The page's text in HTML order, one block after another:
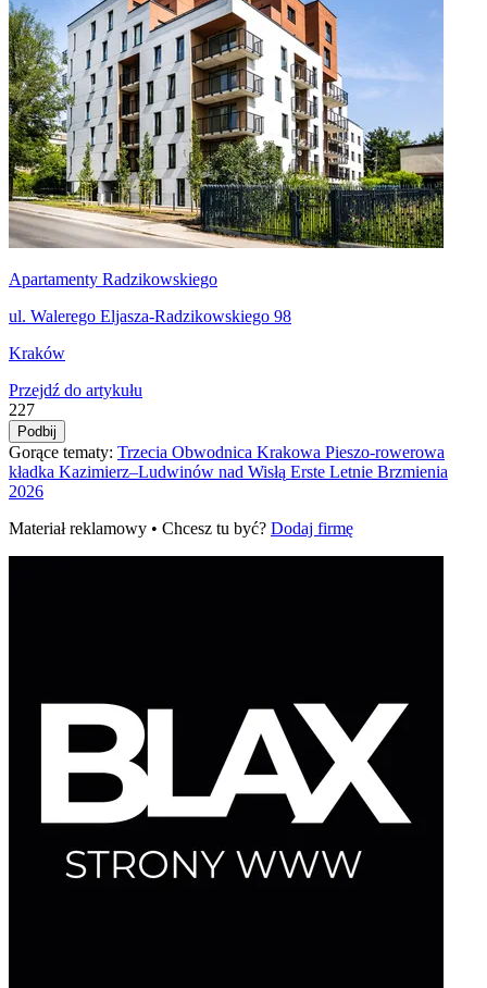
Apartamenty Radzikowskiego
ul. Walerego Eljasza-Radzikowskiego 98
Kraków
Przejdź do artykułu
227
Podbij
Gorące tematy: Trzecia Obwodnica Krakowa Pieszo‑rowerowa
kładka Kazimierz–Ludwinów nad Wisłą Erste Letnie Brzmienia
2026
Materiał reklamowy • Chcesz tu być? Dodaj firmę